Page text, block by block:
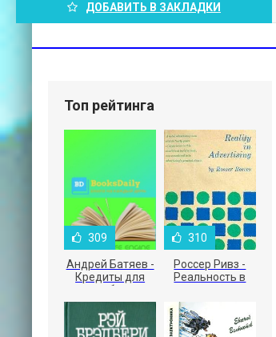
ДОБАВИТЬ В ЗАКЛАДКИ
Топ рейтинга
309
Андрей Батяев -
Кредиты для
малого бизнеса
310
Россер Ривз -
Реальность в